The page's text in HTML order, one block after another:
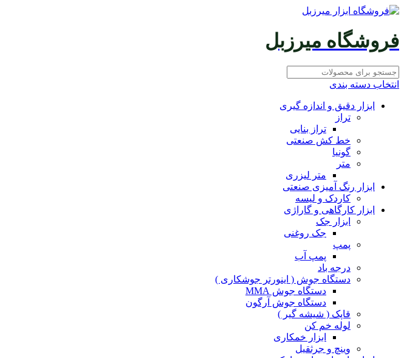
فروشگاه میرزبل
انتخاب دسته بندی
ابزار دقیق و اندازه گیری
تراز
تراز بنایی
خط کش صنعتی
گونیا
متر
متر لیزری
ابزار رنگ آمیزی صنعتی
کاردک و لیسه
ابزار کارگاهی و گاراژی
ابزار جک
جک روغنی
پمپ
پمپ آب
درجه باد
دستگاه جوش ( اینورتر جوشکاری )
دستگاه جوش MMA
دستگاه جوش آرگون
قاپک ( شیشه گیر )
لوله خم کن
ابزار خمکاری
وینچ و جرثقیل